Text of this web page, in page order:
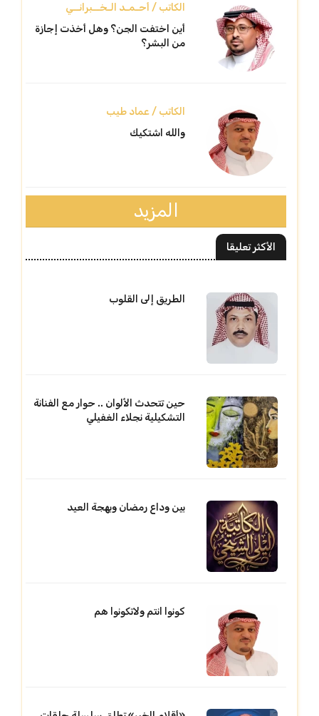
الكاتب / أحـمـد الـخــبرانــي
أين اختفت الجن؟ وهل أخذت إجازة
من البشر؟
الكاتب / عماد طيب
والله اشتكيك
المزيد
الأكثر تعليقا
الطريق إلى القلوب
حين تتحدث الألوان .. حوار مع الفنانة
التشكيلية نجلاء الغفيلي
بين وداع رمضان وبهجة العيد
كونوا انتم ولاتكونوا هم